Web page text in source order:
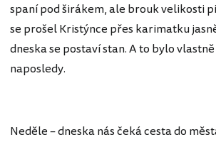
spaní pod širákem, ale brouk velikosti
se prošel Kristýnce přes karimatku
dneska se postaví stan. A to bylo
naposledy.
Neděle – dneska nás čeká cesta do